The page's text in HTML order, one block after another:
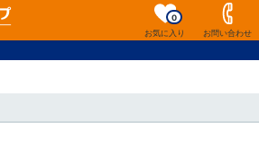
お気に入り
0
お問い合わせ